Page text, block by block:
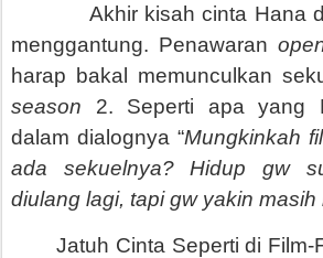
Akhir kisah cinta Hana
menggantung. Penawaran
harap bakal memunculkan
season 2. Seperti apa yang
dalam dialognya “Mungkinkah
ada sekuelnya? Hidup gw
diulang lagi, tapi gw yakin masih
Jatuh Cinta Seperti di Film-